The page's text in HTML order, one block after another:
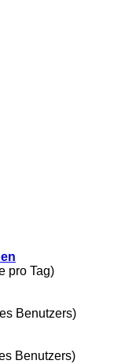
pro Tag)
Benutzers)
Benutzers)